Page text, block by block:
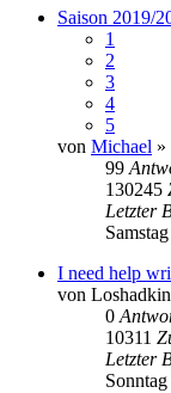
Saison 2019/
1
2
3
4
5
von Michael »
99
130245
Letzter
I need help
von
0
10311
Letzter